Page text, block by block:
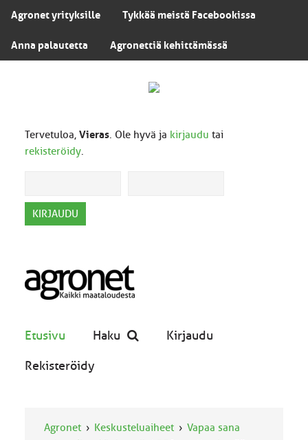
Agronet yrityksille Tykkää meistä Facebookissa
Anna palautetta Agronettiä kehittämässä
Tervetuloa, Vieras. Ole hyvä ja kirjaudu tai
rekisteröidy.
Etusivu Haku Kirjaudu
Rekisteröidy
Agronet Keskusteluaiheet
Vapaa sana